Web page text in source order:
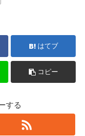
はてブ
コピー
する